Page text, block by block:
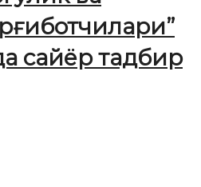
сайёр тадбир